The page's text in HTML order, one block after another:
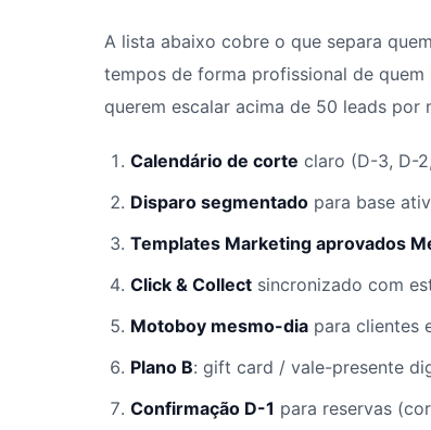
A lista abaixo cobre o que separa
tempos de forma profissional de
querem escalar acima de 50 leads por
Calendário de corte claro (D-3, D-
Disparo segmentado para base
Templates Marketing aprovados
Click & Collect sincronizado com
Motoboy mesmo-dia para clientes
Plano B: gift card / vale-presente
Confirmação D-1 para reservas